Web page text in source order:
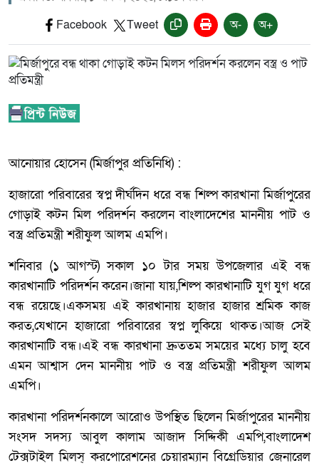
Facebook Tweet অ- অ+
আনোয়ার হোসেন (মির্জাপুর প্রতিনিধি) :
হাজারো পরিবারের স্বপ্ন দীর্ঘদিন ধরে বন্ধ শিল্প কারখানা মির্জাপুরের
গোড়াই কটন মিল পরিদর্শন করলেন বাংলাদেশের মাননীয় পাট ও
বস্ত্র প্রতিমন্ত্রী শরীফুল আলম এমপি।
শনিবার (১ আগস্ট) সকাল ১০ টার সময় উপজেলার এই বন্ধ
কারখানাটি পরিদর্শন করেন।জানা যায়,শিল্প কারখানাটি যুগ যুগ ধরে
বন্ধ রয়েছে।একসময় এই কারখানায় হাজার হাজার শ্রমিক কাজ
করত,যেখানে হাজারো পরিবারের স্বপ্ন লুকিয়ে থাকত।আজ সেই
কারখানাটি বন্ধ।এই বন্ধ কারখানা দ্রুততম সময়ের মধ্যে চালু হবে
এমন আশ্বাস দেন মাননীয় পাট ও বস্ত্র প্রতিমন্ত্রী শরীফুল আলম
এমপি।
কারখানা পরিদর্শনকালে আরোও উপস্থিত ছিলেন মির্জাপুরের মাননীয়
সংসদ সদস্য আবুল কালাম আজাদ সিদ্দিকী এমপি,বাংলাদেশ
টেক্সটাইল মিলস্ করপোরেশনের চেয়ারম্যান বিগ্রেডিয়ার জেনারেল